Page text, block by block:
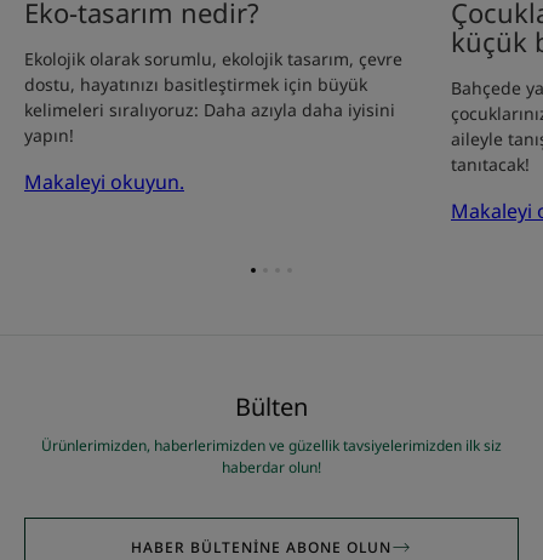
Eko-tasarım nedir?
Ekolojik olarak sorumlu, ekolojik tasarım, çevre
dostu, hayatınızı basitleştirmek için büyük
kelimeleri sıralıyoruz: Daha azıyla daha iyisini
yapın!
Makaleyi okuyun.
küçük
Bahçede
aileyle
tanıtacak!
Makaleyi
Öğe
Bülten
Ürünlerimizden, haberlerimizden ve güzellik tavsiyelerimizden ilk siz
haberdar olun!
HABER BÜLTENINE ABONE OLUN